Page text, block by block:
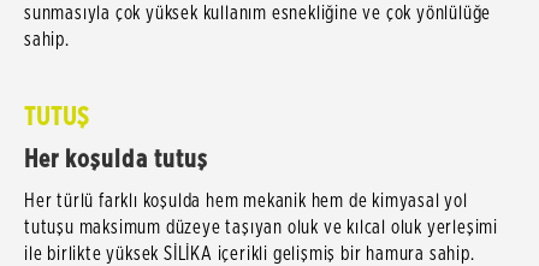
sunmasıyla çok yüksek kullanım esnekliğine ve çok yönlülüğe
sahip.
TUTUŞ
Her koşulda tutuş
Her türlü farklı koşulda hem mekanik hem de kimyasal yol
tutuşu maksimum düzeye taşıyan oluk ve kılcal oluk yerleşimi
ile birlikte yüksek SİLİKA içerikli gelişmiş bir hamura sahip.